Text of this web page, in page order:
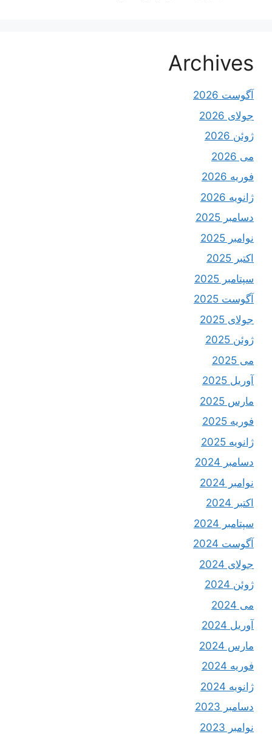
Archives
آگوست 2026
جولای 2026
ژوئن 2026
می 2026
فوریه 2026
ژانویه 2026
دسامبر 2025
نوامبر 2025
اکتبر 2025
سپتامبر 2025
آگوست 2025
جولای 2025
ژوئن 2025
می 2025
آوریل 2025
مارس 2025
فوریه 2025
ژانویه 2025
دسامبر 2024
نوامبر 2024
اکتبر 2024
سپتامبر 2024
آگوست 2024
جولای 2024
ژوئن 2024
می 2024
آوریل 2024
مارس 2024
فوریه 2024
ژانویه 2024
دسامبر 2023
نوامبر 2023